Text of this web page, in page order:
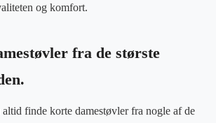
og komfort.
fra de største
finde korte damestøvler fra nogle af de